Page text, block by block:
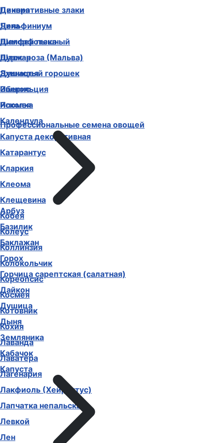
Декоративные злаки
Дельфиниум
Диморфотека
Дурман
Душистый горошек
Иберис
Ипомея
Календула
Капуста декоративная
Катарантус
Кларкия
Клеома
Клещевина
Кобея
Колеус
Коллинзия
Колокольчик
Кореопсис
Космея
Котовник
Кохия
Лаванда
Лаватера
Лагенария
Лакфиоль (Хейрантус)
Лапчатка непальская
Левкой
Лен
Цинния
Чина
Шалфей пышный
Шток-роза (Мальва)
Эхинацея
Эшшольция
Ясколка
Профессиональные семена овощей
Арбуз
Базилик
Баклажан
Горох
Горчица сарептская (салатная)
Дайкон
Душица
Дыня
Земляника
Кабачок
Капуста